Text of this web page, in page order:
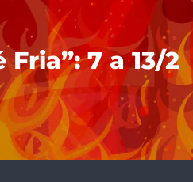
Fria”: 7 a 13/2